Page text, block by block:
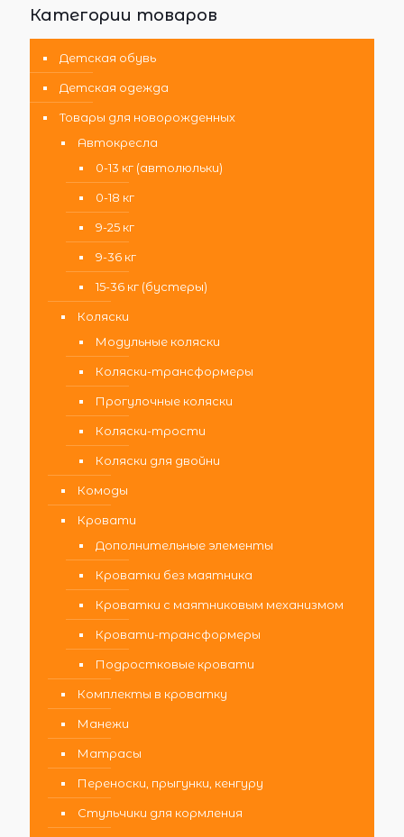
Категории товаров
Детская обувь
Детская одежда
Товары для новорожденных
Автокресла
0-13 кг (автолюльки)
0-18 кг
9-25 кг
9-36 кг
15-36 кг (бустеры)
Коляски
Модульные коляски
Коляски-трансформеры
Прогулочные коляски
Коляски-трости
Коляски для двойни
Комоды
Кровати
Дополнительные элементы
Кроватки без маятника
Кроватки с маятниковым механизмом
Кровати-трансформеры
Подростковые кровати
Комплекты в кроватку
Манежи
Матрасы
Переноски, прыгунки, кенгуру
Стульчики для кормления